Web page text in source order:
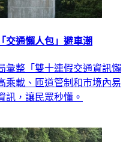
通懶人包」避車潮
彙整「雙十連假交通資訊懶
乘載、匝道管制和市境內易
訊，讓民眾秒懂。